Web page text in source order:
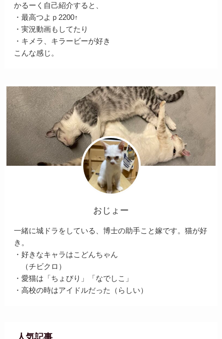
かるーく自己紹介すると、
・最高つよｐ2200↑
・実況動画もしてたり
・キメラ、キラービーが好き
こんな感じ。
おじょー
一緒に城ドラをしている、博士の助手こと嫁です。猫が好
き。
・好きなキャラはこどんちゃん
（チビクロ）
・愛猫は「ちょびり」「なでしこ」
・高校の時はアイドルだった（らしい）
人気記事